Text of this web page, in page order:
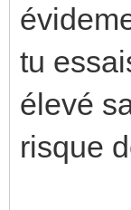
tu
élevé
risque